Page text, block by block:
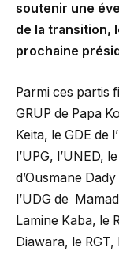
soutenir une
de la transition,
prochaine
Parmi ces partis
GRUP de Papa
Keita, le GDE de
l’UPG, l’UNED,
d’Ousmane
l’UDG de
Lamine Kaba, le
Diawara, le RGT,